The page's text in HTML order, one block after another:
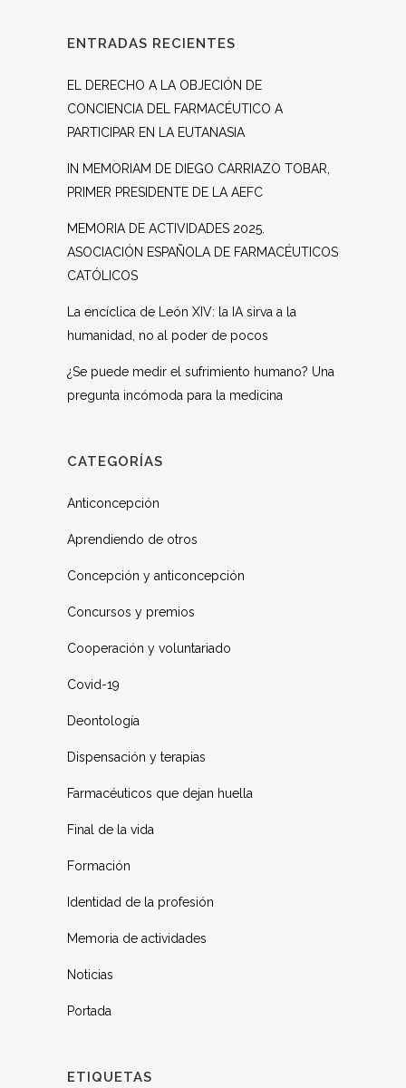
ENTRADAS RECIENTES
EL DERECHO A LA OBJECIÓN DE
CONCIENCIA DEL FARMACÉUTICO A
PARTICIPAR EN LA EUTANASIA
IN MEMORIAM DE DIEGO CARRIAZO TOBAR,
PRIMER PRESIDENTE DE LA AEFC
MEMORIA DE ACTIVIDADES 2025.
ASOCIACIÓN ESPAÑOLA DE FARMACÉUTICOS
CATÓLICOS
La encíclica de León XIV: la IA sirva a la
humanidad, no al poder de pocos
¿Se puede medir el sufrimiento humano? Una
pregunta incómoda para la medicina
CATEGORÍAS
Anticoncepción
Aprendiendo de otros
Concepción y anticoncepción
Concursos y premios
Cooperación y voluntariado
Covid-19
Deontología
Dispensación y terapias
Farmacéuticos que dejan huella
Final de la vida
Formación
Identidad de la profesión
Memoria de actividades
Noticias
Portada
ETIQUETAS